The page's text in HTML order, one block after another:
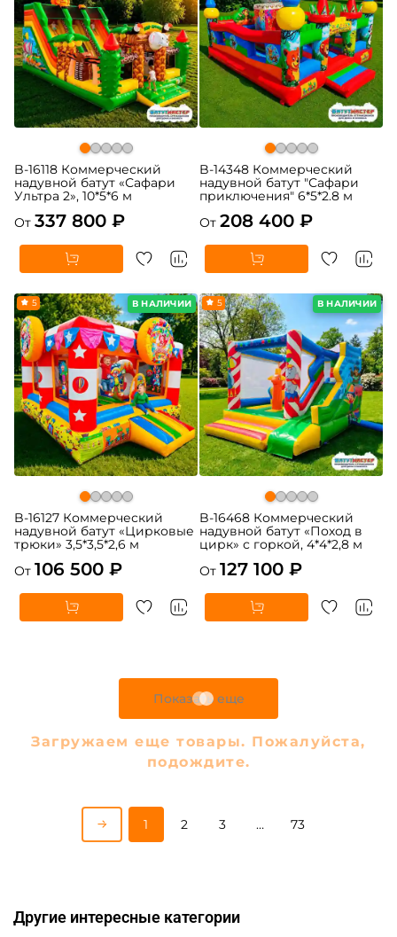
B-16118 Коммерческий
надувной батут «Сафари
Ультра 2», 10*5*6 м
От 337 800 ₽
B-14348 Коммерческий
надувной батут "Сафари
приключения" 6*5*2.8 м
От 208 400 ₽
В НАЛИЧИИ
5
B-16127 Коммерческий
надувной батут «Цирковые
трюки» 3,5*3,5*2,6 м
От 106 500 ₽
В НАЛИЧИИ
5
B-16468 Коммерческий
надувной батут «Поход в
цирк» с горкой, 4*4*2,8 м
От 127 100 ₽
От 306 900 ₽
От 447 900 ₽